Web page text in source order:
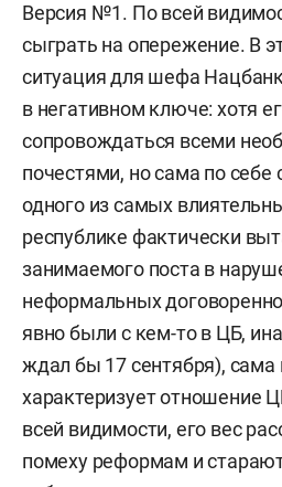
Версия №1. По всей
сыграть на опережение. В
ситуация для шефа
в негативном ключе: хотя
сопровождаться всеми
почестями, но сама по себе
одного из самых
республике фактически
занимаемого поста в
неформальных
явно были с кем-то в ЦБ,
ждал бы 17 сентября), сама
характеризует отношение
всей видимости, его вес
помеху реформам и